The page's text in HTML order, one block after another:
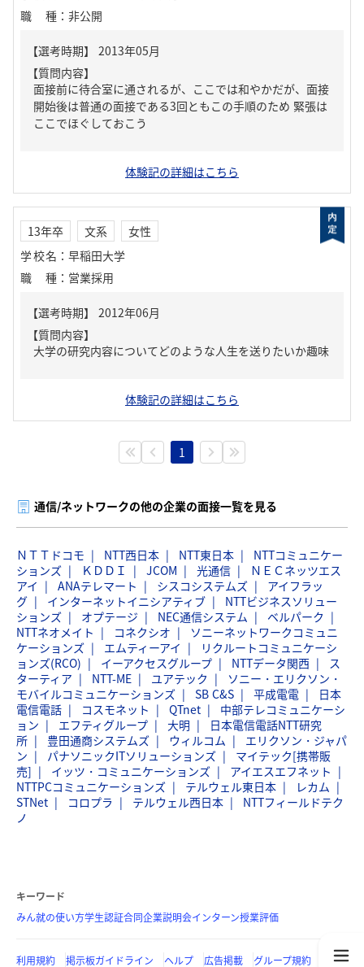
職種 ： 非公開
【質問内容】
面接前に待合室に通されるが、ここでは和やかだが、面接
開始後は普通の面接である3回ともこの手順のため 緊張は
ここでほぐしておこう
体験記の詳細はこちら
13年卒 文系
女性
学校名 ： 早稲田大学
職種 ： 営業採用
【質問内容】
大学の研究内容についてどのような人生を送りたいか趣味
体験記の詳細はこちら
1
通信/ネットワークの他の企業の面接一覧を見る
ＮＴＴドコモ NTT西日本 NTT東日本
NTTコミュニケー
ションズ
ＫＤＤＩ JCOM 光通信
ＮＥＣネッツエス
アイ
ANAテレマート シスコシステムズ
アイフラッ
グ
インターネットイニシアティブ
NTTビジネスソリュー
ションズ
オプテージ NEC通信システム
ベルパーク
NTTネオメイト
コネクシオ
ソニーネットワークコミュニ
ケーションズ
エムティーアイ
リクルートコミュニケーシ
ョンズ(RCO)
イーアクセスグループ NTTデータ関西
ス
ターティア
NTT-ME ユアテック
ソニー・エリクソン・
モバイルコミュニケーションズ
SB C&S 平成電電
日本
電信電話
コスモネット QTnet
中部テレコミュニケーシ
ョン
エフティグループ 大明
日本電信電話NTT研究
所
豊田通商システムズ ウィルコム
エリクソン・ジャパ
ン
パナソニックITソリューションズ
マイテック[携帯販
売]
イッツ・コミュニケーションズ
アイエスエフネット
NTTPCコミュニケーションズ
テルウェル東日本
レカム
STNet
コロプラ テルウェル西日本
NTTフィールドテク
ノ
キーワード
みん就の使い方学生認証合同企業説明会インターン授業評価
利用規約 掲示板ガイドライン ヘルプ 広告掲載 グループ規約